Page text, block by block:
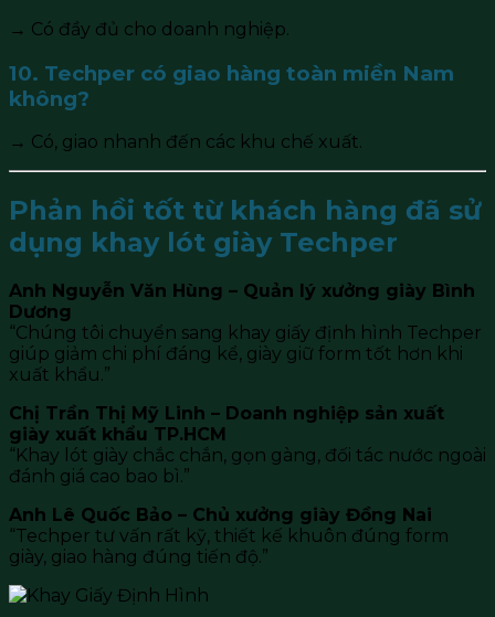
→ Có đầy đủ cho doanh nghiệp.
10. Techper có giao hàng toàn miền Nam
không?
→ Có, giao nhanh đến các khu chế xuất.
Phản hồi tốt từ khách hàng đã sử
dụng khay lót giày Techper
Anh Nguyễn Văn Hùng – Quản lý xưởng giày Bình
Dương
“Chúng tôi chuyển sang khay giấy định hình Techper
giúp giảm chi phí đáng kể, giày giữ form tốt hơn khi
xuất khẩu.”
Chị Trần Thị Mỹ Linh – Doanh nghiệp sản xuất
giày xuất khẩu TP.HCM
“Khay lót giày chắc chắn, gọn gàng, đối tác nước ngoài
đánh giá cao bao bì.”
Anh Lê Quốc Bảo – Chủ xưởng giày Đồng Nai
“Techper tư vấn rất kỹ, thiết kế khuôn đúng form
giày, giao hàng đúng tiến độ.”